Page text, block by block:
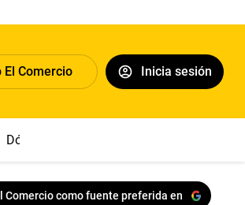
El Comercio Inicia sesión
Dólar
Comercio como fuente preferida en